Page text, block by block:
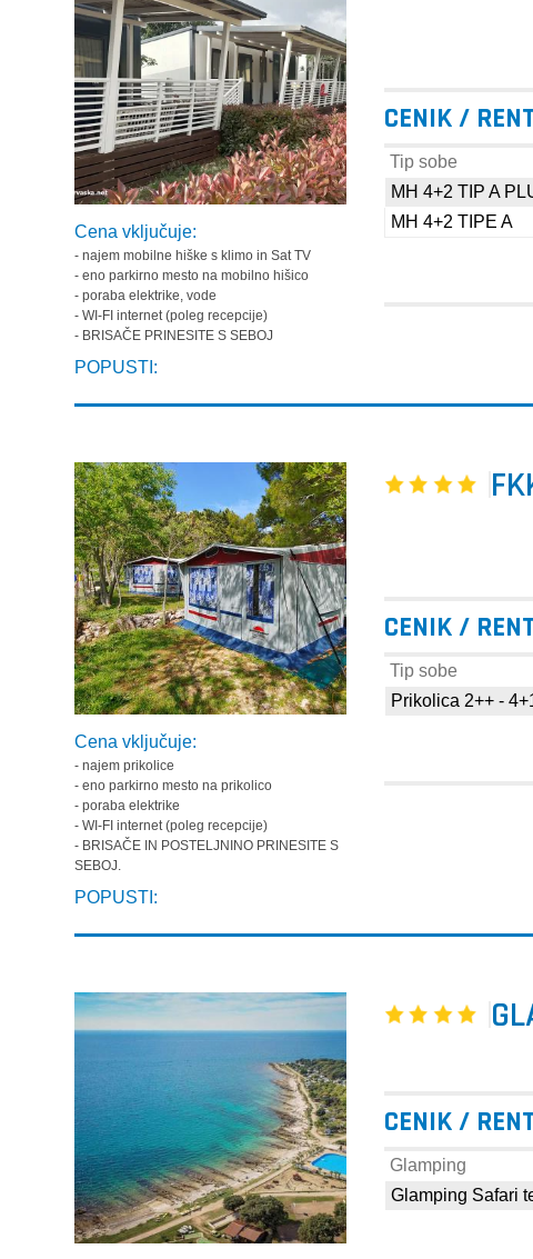
Cena vključuje:
- najem mobilne hiške s klimo in Sat TV
- eno parkirno mesto na mobilno hišico
- poraba elektrike, vode
- WI-FI internet (poleg recepcije)
- BRISAČE PRINESITE S SEBOJ
POPUSTI:
CENIK /
Tip sobe
MH 4+2 TIP A
MH 4+2 TIPE A
Cena vključuje:
- najem prikolice
- eno parkirno mesto na prikolico
- poraba elektrike
- WI-FI internet (poleg recepcije)
- BRISAČE IN POSTELJNINO PRINESITE S
SEBOJ.
POPUSTI:
CENIK /
Tip sobe
Prikolica 2++ -
CENIK /
Glamping
Glamping Safari